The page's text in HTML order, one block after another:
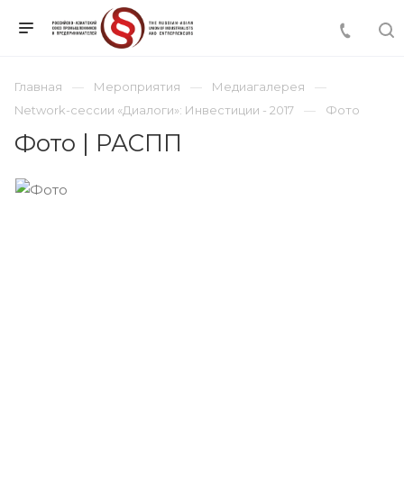
Главная Мероприятия
Медиагалерея
Network-сессии «Диалоги»: Инвестиции - 2017
Фото
Фото | РАСПП